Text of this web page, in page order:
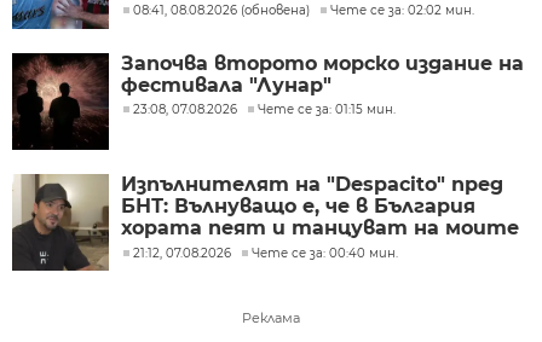
08:41, 08.08.2026 (обновена) Чете се за: 02:02 мин.
Започва второто морско издание на
фестивала "Лунар"
23:08, 07.08.2026 Чете се за: 01:15 мин.
Изпълнителят на "Despacito" пред
БНТ: Вълнуващо е, че в България
хората пеят и танцуват на моите
песни
21:12, 07.08.2026 Чете се за: 00:40 мин.
Реклама